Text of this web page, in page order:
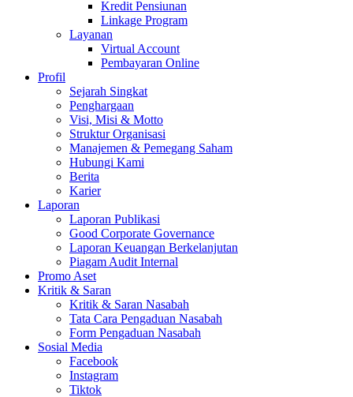
Kredit Pensiunan
Linkage Program
Layanan
Virtual Account
Pembayaran Online
Profil
Sejarah Singkat
Penghargaan
Visi, Misi & Motto
Struktur Organisasi
Manajemen & Pemegang Saham
Hubungi Kami
Berita
Karier
Laporan
Laporan Publikasi
Good Corporate Governance
Laporan Keuangan Berkelanjutan
Piagam Audit Internal
Promo Aset
Kritik & Saran
Kritik & Saran Nasabah
Tata Cara Pengaduan Nasabah
Form Pengaduan Nasabah
Sosial Media
Facebook
Instagram
Tiktok